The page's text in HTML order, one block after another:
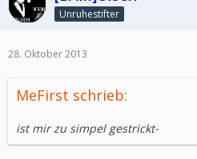
Unruhestifter
28. Oktober 2013
MeFirst schrieb:
ist mir zu simpel gestrickt-